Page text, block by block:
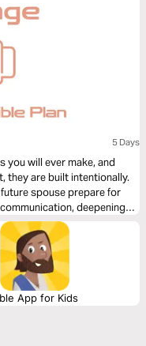
5 Days
you will ever make, and
they are built intentionally.
spouse prepare for
deepening
a relationship centered
seriously, or preparing
you to build a
App for Kids